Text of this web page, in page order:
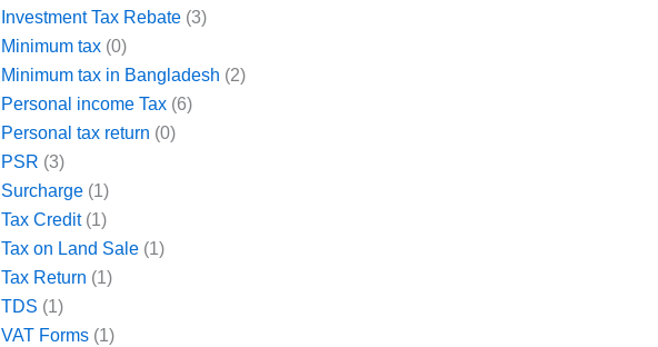
Investment Tax Rebate (3)
Minimum tax (0)
Minimum tax in Bangladesh (2)
Personal income Tax (6)
Personal tax return (0)
PSR (3)
Surcharge (1)
Tax Credit(1)
Tax on Land Sale (1)
Tax Return (1)
TDS (1)
VAT Forms (1)